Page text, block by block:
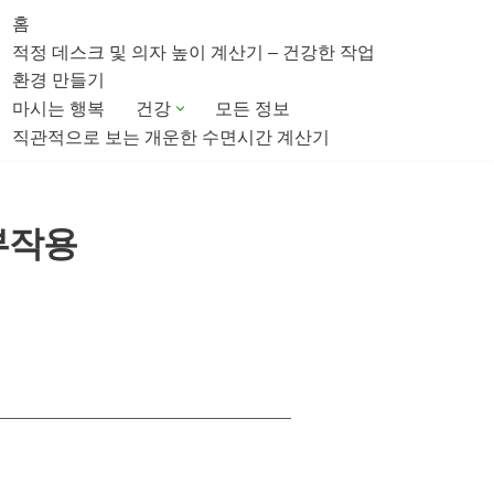
홈
적정 데스크 및 의자 높이 계산기 – 건강한 작업
환경 만들기
마시는 행복
건강
모든 정보
직관적으로 보는 개운한 수면시간 계산기
작용